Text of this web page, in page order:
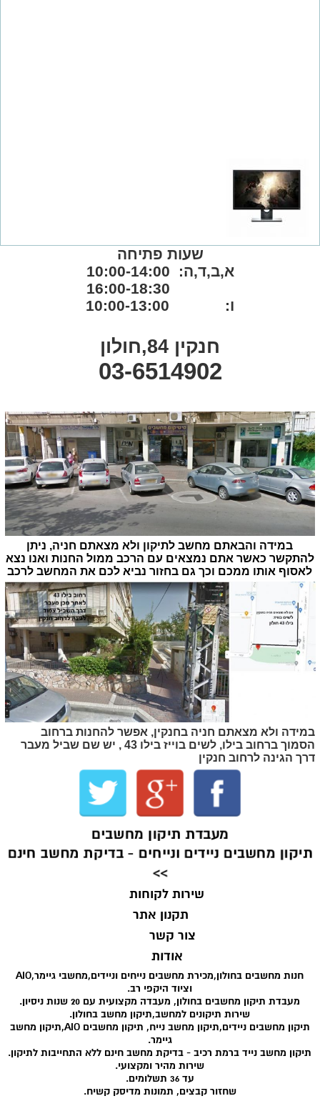
צור קשר
אודות
תקנון אתר
שירות לקוחות
חנות מחשבים בחולון,מכירת מחשבים נייחים וניידים,מחשבי גיימר,AIO
וציוד היקפי רב.
מעבדת תיקון מחשבים בחולון, מעבדה מקצועית עם 20 שנות ניסיון.
שירות תיקונים למחשב,תיקון מחשב בחולון.
תיקון מחשבים ניידים,תיקון מחשב נייח, תיקון מחשבים AIO,תיקון מחשב
גיימר.
תיקון מחשב נייד ברמת רכיב - בדיקת מחשב חינם ללא התחייבות לתיקון.
שירות מהיר ומקצועי.
עד 36 תשלומים.
שחזור קבצים, תמונות מדיסק קשיח.
מעבדת תיקון מחשבים
תיקון מחשבים ניידים ונייחים - בדיקת מחשב חינם
>>
במידה והבאתם מחשב לתיקון ולא מצאתם חניה, ניתן
להתקשר כאשר אתם נמצאים עם הרכב ממול החנות ואנו נצא
לאסוף אותו ממכם וכך גם בחזור נביא לכם את המחשב לרכב
במידה ולא מצאתם חניה בחנקין, אפשר להחנות ברחוב
הסמוך ברחוב בילו, לשים בוייז בילו 43 , יש שם שביל מעבר
דרך הגינה לרחוב חנקין
שעות פתיחה
א,ב,ד,ה: 10:00-14:00
ו: 10:00-13:00
חנקין 84,חולון
03-6514902